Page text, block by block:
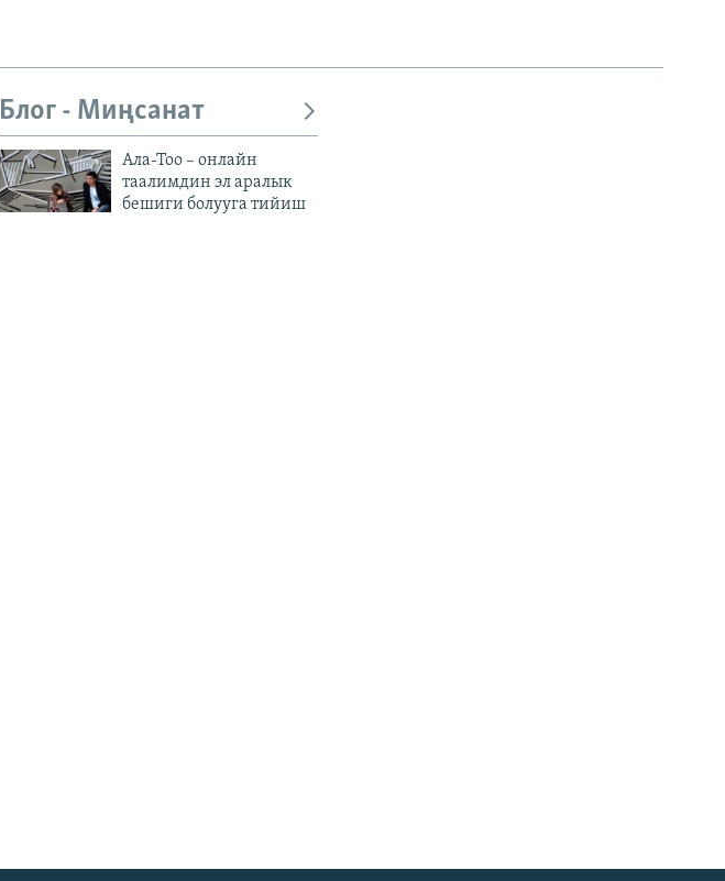
Блог - Миңсанат
Ала-Тоо – онлайн
таалимдин эл аралык
бешиги болууга тийиш